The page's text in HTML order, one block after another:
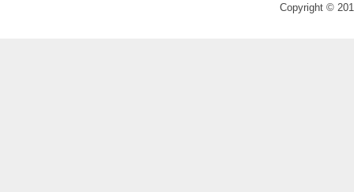
Copyright ©